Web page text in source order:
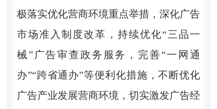
极落实优化营商环境重点举措，深化广告
市场准入制度改革，持续优化“三品一
械”广告审查政务服务，完善“一网通
办”“跨省通办”等便利化措施，不断优化
广告产业发展营商环境，切实激发广告经